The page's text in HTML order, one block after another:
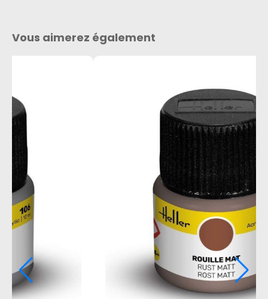
Vous aimerez également